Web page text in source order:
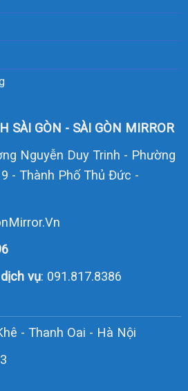
SÀI GÒN - SÀI GÒN MIRROR
Nguyễn Duy Trinh - Phường
- Thành Phố Thủ Đức -
vụ: 091.817.8386
- Thanh Oai - Hà Nội